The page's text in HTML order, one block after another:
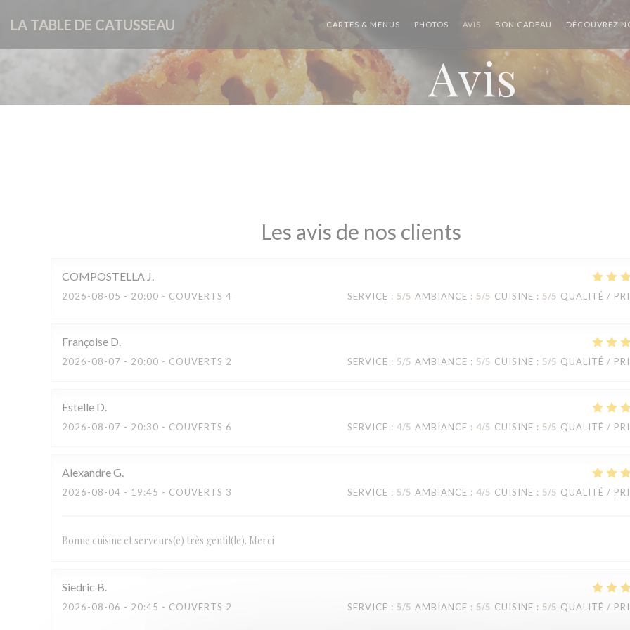
LA TABLE DE CATUSSEAU CARTES & MENUS PHOTOS AVIS BON CADEAU ((OUVRE UNE
DÉCOUVREZ
Avis
Les avis de nos clients
COMPOSTELLA J
2026-08-05 - 20:00 - COUVERTS 4 SERVICE : 5/5 AMBIANCE : 5/5 CUISINE : 5/5 QUALITÉ /
Françoise D
2026-08-07 - 20:00 - COUVERTS 2 SERVICE : 5/5 AMBIANCE : 5/5 CUISINE : 5/5 QUALITÉ /
Estelle D
2026-08-07 - 20:30 - COUVERTS 6 SERVICE : 4/5 AMBIANCE : 4/5 CUISINE : 5/5 QUALITÉ /
AlexandreG
2026-08-04 - 19:45 - COUVERTS 3 SERVICE : 5/5 AMBIANCE : 4/5 CUISINE : 5/5 QUALITÉ /
Bonne cuisine et serveurs(e) très gentil(le). Merci
Siedric B
2026-08-06 - 20:45 - COUVERTS 2 SERVICE : 5/5 AMBIANCE : 5/5 CUISINE : 5/5 QUALITÉ /